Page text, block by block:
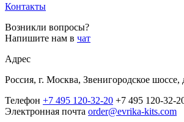
Контакты
Возникли вопросы?
Напишите нам в чат
Адрес
Россия, г. Москва, Звенигородское шоссе,
Телефон +7 495 120-32-20 +7 495 120-32-
Электронная почта order@evrika-kits.com